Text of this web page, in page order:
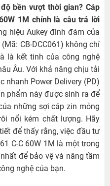
bền vượt thời gian? Cáp
1M chính là câu trả lời
hiệu Aukey đình đám của
CB-DCC061) không chỉ
là kết tinh của công nghệ
Âu. Với khả năng chịu tải
nhanh Power Delivery (PD)
phẩm này được sinh ra để
những sợi cáp zin mỏng
nổi kém chất lượng. Hãy
để thấy rằng, việc đầu tư
C-C 60W 1M là một trong
để bảo vệ và nâng tầm
nghệ của bạn.